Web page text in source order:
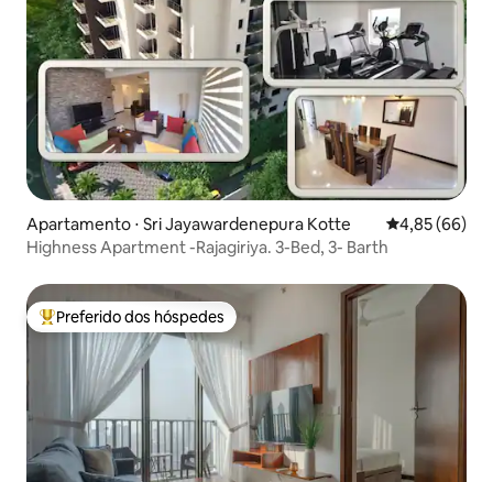
Apartamento ⋅ Sri Jayawardenepura Kotte 4,85 de uma
4,85 (66)
Highness Apartment -Rajagiriya. 3-Bed, 3- Barth
Entre os melhores preferidos dos hóspedes
Preferido dos hóspedes